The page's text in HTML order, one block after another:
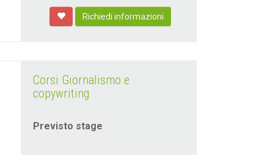
Richiedi informazioni
Corsi Giornalismo e
copywriting
Previsto stage